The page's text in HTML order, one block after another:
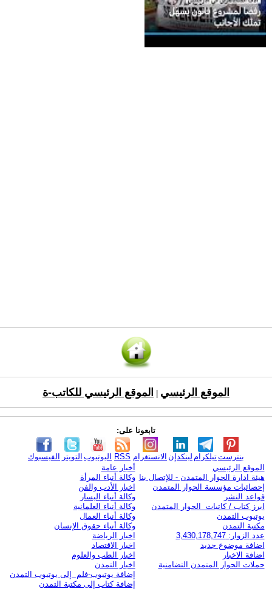
الموقع الرئيسي الموقع الرئيسي للكاتب-ة
تابعونا على:
الفيسبوك التويتر اليوتيوب RSS الانستغرام لينكدإن تيلكرامبنترست
الموقع الرئيسي
هيئة ادارة الحوار المتمدن - للإتصال بنا
إحصائيات مؤسسة الحوار المتمدن
قواعد النشر
ابرز كتاب / كاتبات الحوار المتمدن
يوتيوب التمدن
مكتبة التمدن
عدد الزوار: 3,430,178,747
اضافة موضوع جديد
اضافة الاخبار
حملات الحوار المتمدن التضامنية
أخبار عامة
وكالة أنباء المرأة
اخبار الأدب والفن
وكالة أنباء اليسار
وكالة أنباء العلمانية
وكالة أنباء العمال
وكالة أنباء حقوق الإنسان
اخبار الرياضة
اخبار الاقتصاد
اخبار الطب والعلوم
اخبار التمدن
إضافة يوتيوب-فلم إلى يوتيوب التمدن
إضافة كتاب إلى مكتبة التمدن